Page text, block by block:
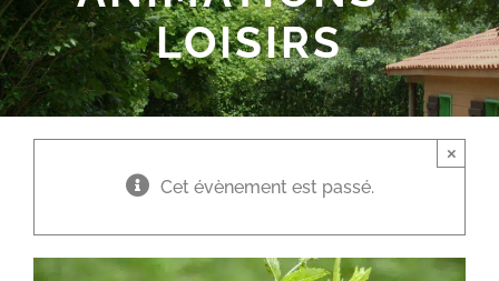
LOISIRS
Cet évènement est passé.
×